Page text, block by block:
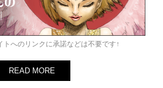
トへのリンクに承諾などは不要です↑